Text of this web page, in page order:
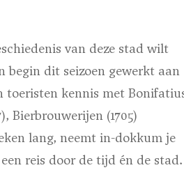
van deze stad wilt
begin dit seizoen gewerkt aan
kennis met
Bierbrouwerijen (1705)
lang, neemt in-dokkum je
reis door de tijd én de stad.